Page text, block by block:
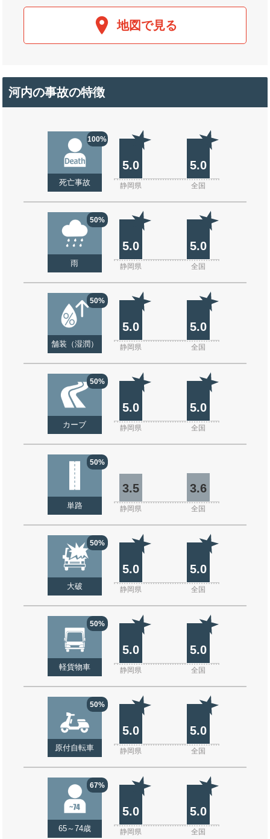
地図で見る
河内の事故の特徴
100%
死亡事故
5.0 5.0
静岡県 全国
50%
雨
5.0 5.0
静岡県 全国
50%
舗装（湿潤）
5.0 5.0
静岡県 全国
50%
カーブ
5.0 5.0
静岡県 全国
50%
単路
3.5 3.6
静岡県 全国
50%
大破
5.0 5.0
静岡県 全国
50%
軽貨物車
5.0 5.0
静岡県 全国
50%
原付自転車
5.0 5.0
静岡県 全国
67%
65～74歳
5.0 5.0
静岡県 全国